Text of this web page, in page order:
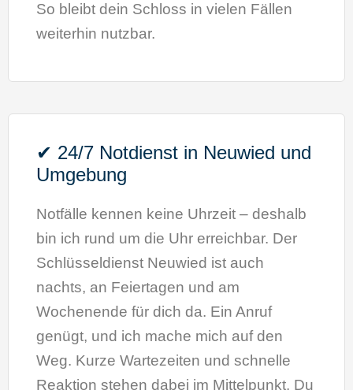
So bleibt dein Schloss in vielen Fällen
weiterhin nutzbar.
✔ 24/7 Notdienst in Neuwied und
Umgebung
Notfälle kennen keine Uhrzeit – deshalb
bin ich rund um die Uhr erreichbar. Der
Schlüsseldienst Neuwied ist auch
nachts, an Feiertagen und am
Wochenende für dich da. Ein Anruf
genügt, und ich mache mich auf den
Weg. Kurze Wartezeiten und schnelle
Reaktion stehen dabei im Mittelpunkt. Du